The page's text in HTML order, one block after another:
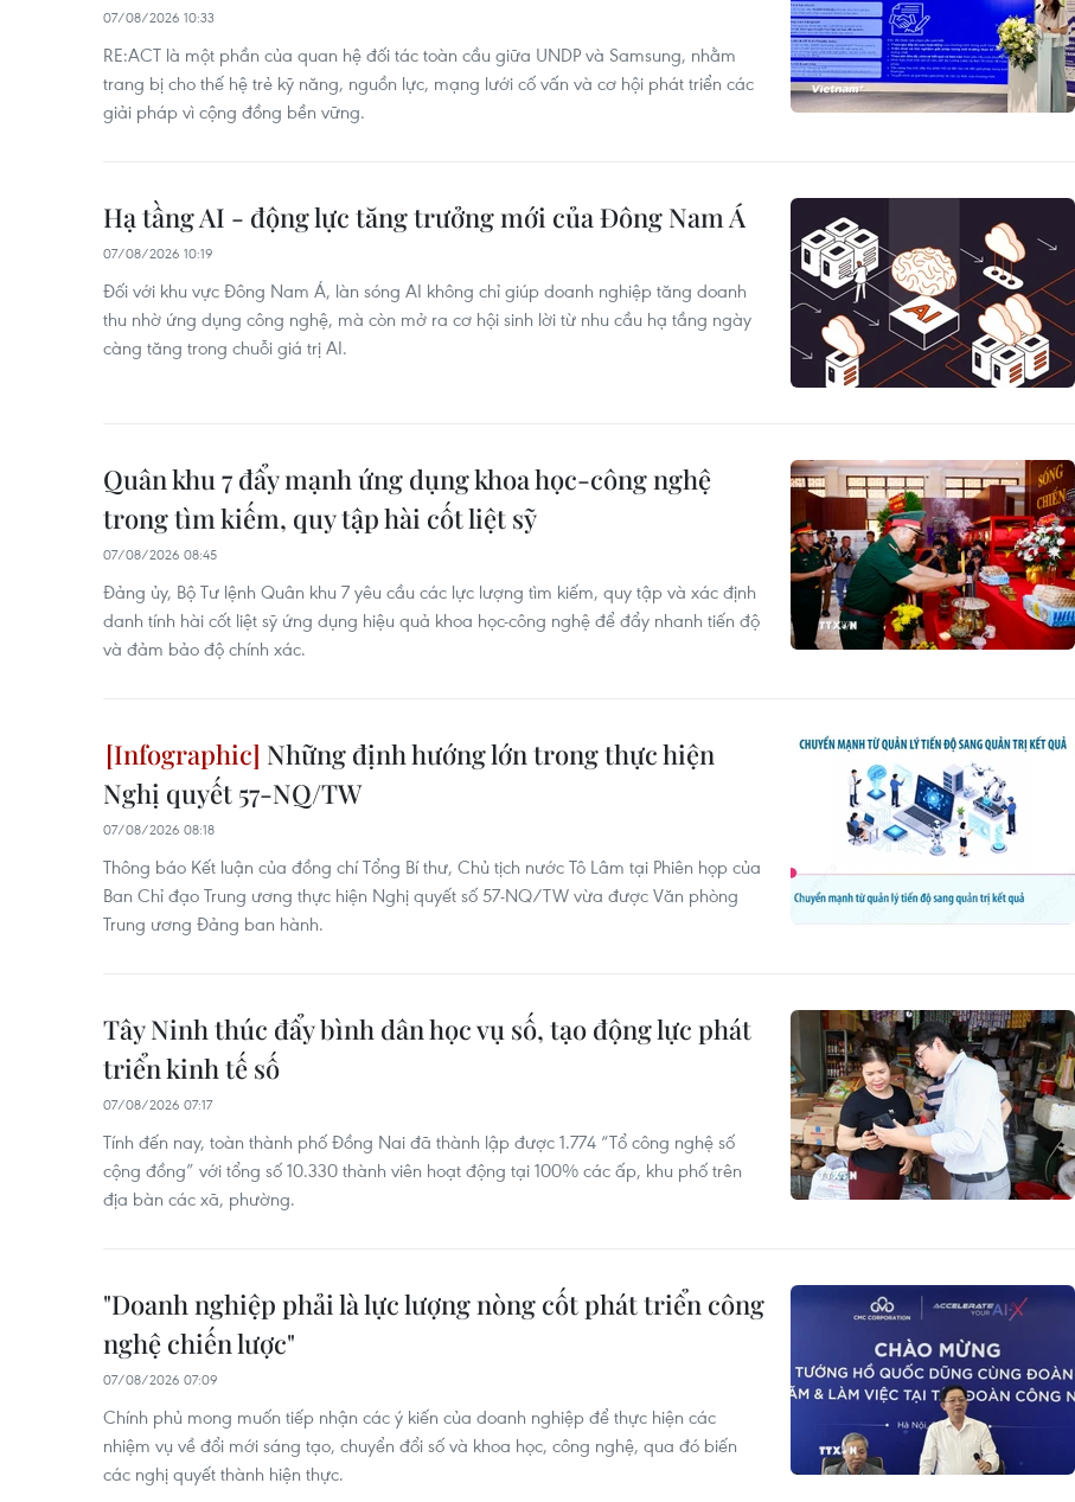
07/08/2026 10:33
RE:ACT là một phần của quan hệ đối tác toàn cầu giữa UNDP và Samsung, nhằm
trang bị cho thế hệ trẻ kỹ năng, nguồn lực, mạng lưới cố vấn và cơ hội phát triển các
giải pháp vì cộng đồng bền vững.
Hạ tầng AI - động lực tăng trưởng mới của Đông Nam Á
07/08/2026 10:19
Đối với khu vực Đông Nam Á, làn sóng AI không chỉ giúp doanh nghiệp tăng doanh
thu nhờ ứng dụng công nghệ, mà còn mở ra cơ hội sinh lời từ nhu cầu hạ tầng ngày
càng tăng trong chuỗi giá trị AI.
Quân khu 7 đẩy mạnh ứng dụng khoa học-công nghệ
trong tìm kiếm, quy tập hài cốt liệt sỹ
07/08/2026 08:45
Đảng ủy, Bộ Tư lệnh Quân khu 7 yêu cầu các lực lượng tìm kiếm, quy tập và xác định
danh tính hài cốt liệt sỹ ứng dụng hiệu quả khoa học-công nghệ để đẩy nhanh tiến độ
và đảm bảo độ chính xác.
Những định hướng lớn trong thực hiện
Nghị quyết 57-NQ/TW
07/08/2026 08:18
Thông báo Kết luận của đồng chí Tổng Bí thư, Chủ tịch nước Tô Lâm tại Phiên họp của
Ban Chỉ đạo Trung ương thực hiện Nghị quyết số 57-NQ/TW vừa được Văn phòng
Trung ương Đảng ban hành.
Tây Ninh thúc đẩy bình dân học vụ số, tạo động lực phát
triển kinh tế số
07/08/2026 07:17
Tính đến nay, toàn thành phố Đồng Nai đã thành lập được 1.774 “Tổ công nghệ số
cộng đồng” với tổng số 10.330 thành viên hoạt động tại 100% các ấp, khu phố trên
địa bàn các xã, phường.
"Doanh nghiệp phải là lực lượng nòng cốt phát triển công
nghệ chiến lược"
07/08/2026 07:09
Chính phủ mong muốn tiếp nhận các ý kiến của doanh nghiệp để thực hiện các
nhiệm vụ về đổi mới sáng tạo, chuyển đổi số và khoa học, công nghệ, qua đó biến
các nghị quyết thành hiện thực.